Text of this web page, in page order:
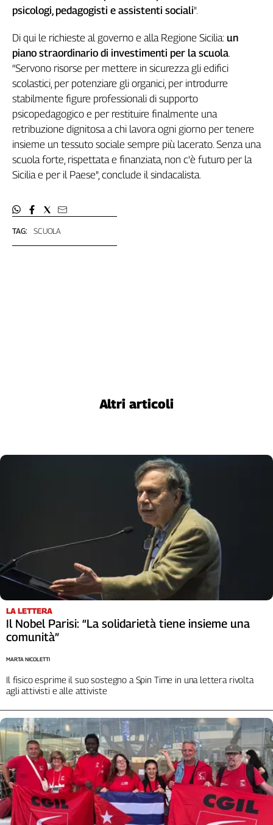
Cerca
Contatti
La
Newsletter
Social
TAG: SCUOLA
psicologi, pedagogisti e assistenti sociali".
Di qui le richieste al governo e alla Regione Sicilia: un
piano straordinario di investimenti per la scuola.
“Servono risorse per mettere in sicurezza gli edifici
scolastici, per potenziare gli organici, per introdurre
stabilmente figure professionali di supporto
psicopedagogico e per restituire finalmente una
retribuzione dignitosa a chi lavora ogni giorno per tenere
insieme un tessuto sociale sempre più lacerato. Senza una
scuola forte, rispettata e finanziata, non c'è futuro per la
Sicilia e per il Paese", conclude il sindacalista.
Altri articoli
LA LETTERA
Il Nobel Parisi: “La solidarietà tiene insieme una
comunità”
Il fisico esprime il suo sostegno a Spin Time in una lettera rivolta
agli attivisti e alle attiviste
MARTA NICOLETTI